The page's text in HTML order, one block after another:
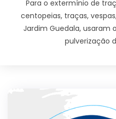
Para o extermínio de
centopeias, traças,
Jardim Guedala, usaram
pulverização